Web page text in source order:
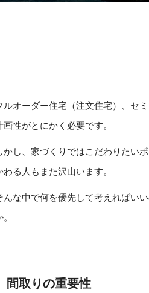
ルオーダー住宅（注文住宅）、セ
画性がとにかく必要です。
かし、家づくりではこだわりたい
わる人もまた沢山います。
んな中で何を優先して考えればい
間取りの重要性